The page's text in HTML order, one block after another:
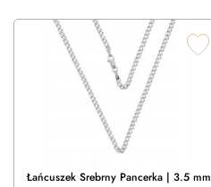
Łańcuszek Srebrny Pancerka | 3.5 mm